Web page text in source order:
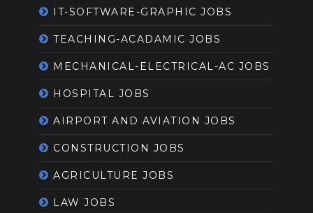
IT-SOFTWARE-GRAPHIC JOBS
TEACHING-ACADAMIC JOBS
MECHANICAL-ELECTRICAL-AC JOBS
HOSPITAL JOBS
AIRPORT AND AVIATION JOBS
CONSTRUCTION JOBS
AGRICULTURE JOBS
LAW JOBS